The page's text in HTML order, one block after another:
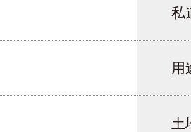
私
用
土